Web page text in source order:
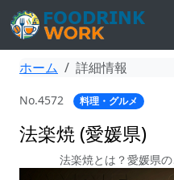
ホーム 詳細情報
No.4572 料理・グルメ
法楽焼 (愛媛県)
法楽焼とは？愛媛県